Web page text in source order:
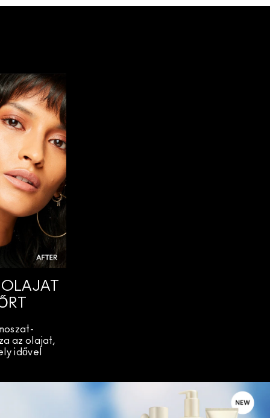
az olajat,
idővel